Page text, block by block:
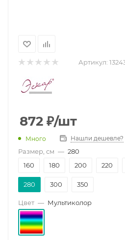
Артикул:
872 ₽/шт
Много Нашли дешевле?
Размер, см — 280
160
180 200 220
280 300 350
Цвет — Мультиколор